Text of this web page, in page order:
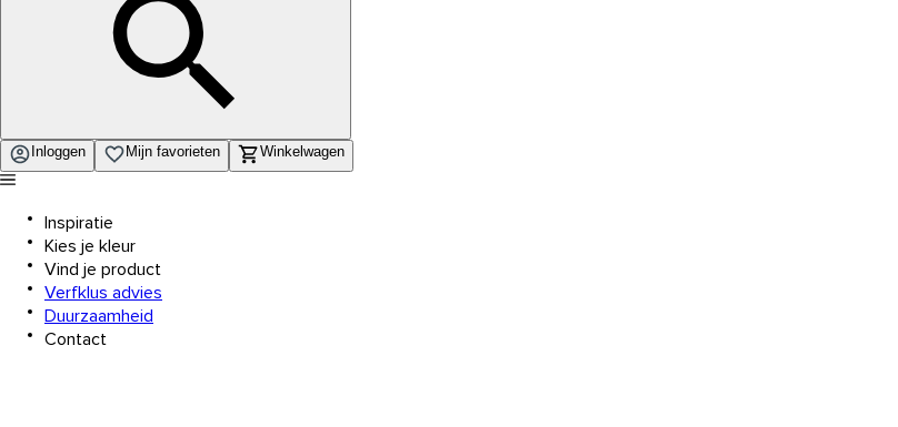
Inloggen Mijn favorieten Winkelwagen
Inspiratie
Kies je kleur
Vind je product
Verfklus advies
Duurzaamheid
Contact